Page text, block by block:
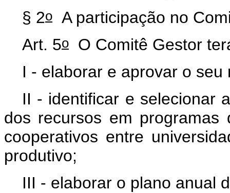
§ 2o A participação no
Art. 5o O Comitê Gestor
I - elaborar e aprovar o seu
II - identificar e selecionar
dos recursos em programas
cooperativos entre
produtivo;
III - elaborar o plano anual